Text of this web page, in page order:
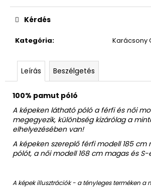
Egységár:
Kategória: Karácsony
Kérdés
Leírás Beszélgetés
100% pamut póló
A képeken látható póló a férfi és női
megegyezik, különbség kizárólag a
elhelyezésében van!
A képeken szereplő férfi modell 185 cm
pólót, a női modell 168 cm magas és S-
A képek illusztrációk - a tényleges terméken a